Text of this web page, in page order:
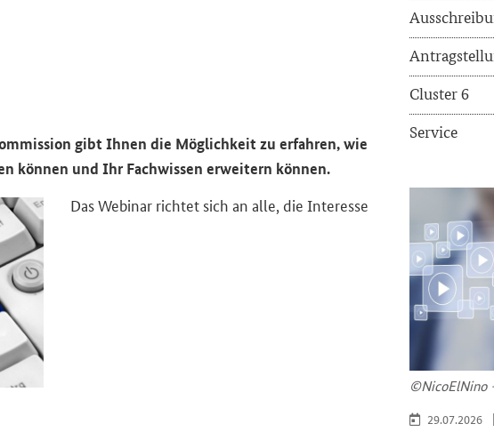
gibt Ihnen die Mög­lich­keit zu er­fah­ren, wie
kön­nen und Ihr Fach­wis­sen er­wei­tern kön­nen.
DasWebinar rich­tet sich an alle, die In­ter­es­se
Clus­ter 6
Ser­vice
©Ni­co­ElNi­no
29.07.2026